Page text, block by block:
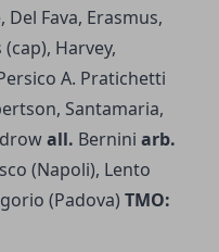
Del Fava, Erasmus,
Harvey,
A. Pratichetti
Santamaria,
all. Bernini arb.
(Napoli), Lento
(Padova) TMO: